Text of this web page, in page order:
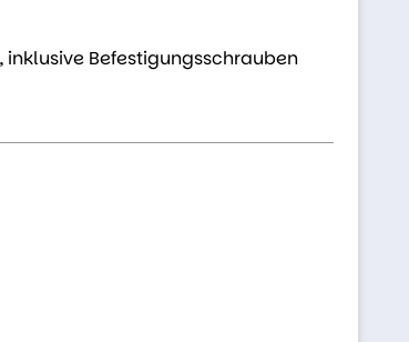
inklusive Befestigungsschrauben